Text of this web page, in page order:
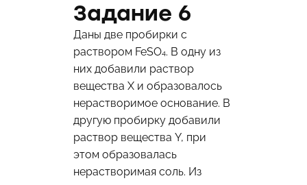
Задание 6
Даны две пробирки с
раствором FeSO₄. В одну из
них добавили раствор
вещества X и образовалось
нерастворимое основание. В
другую пробирку добавили
раствор вещества Y, при
этом образовалась
нерастворимая соль. Из